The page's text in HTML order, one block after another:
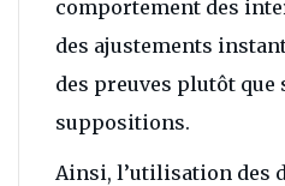
comportement des
des ajustements
des preuves plutôt que
suppositions.
Ainsi, l’utilisation des